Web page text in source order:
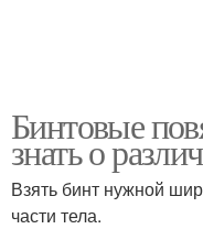
Бинтовые
знать о
Взять бинт нужной
части тела.